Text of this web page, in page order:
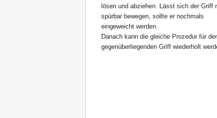
lösen und abziehen. Lässt sich der Griff
spürbar bewegen, sollte er nochmals
eingeweicht werden.
Danach kann die gleiche Prozedur für
gegenüberliegenden Griff wiederholt